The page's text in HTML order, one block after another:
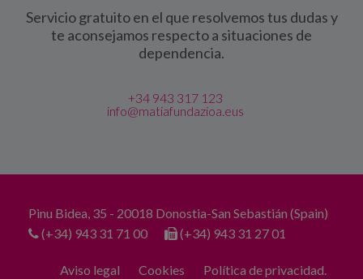
Servicio gratuito en el que resolvemos tus dudas y
te aconsejamos respecto a situaciones de
dependencia.
+34 943 317 123
info@matiafundazioa.eus
Pinu Bidea, 35 - 20018 Donostia-San Sebastián (Spain)
(+34) 943 31 71 00
(+34) 943 31 27 01
Aviso legal Cookies Política de privacidad.